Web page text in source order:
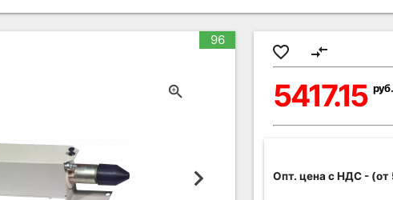
96
favorite_border compare_arrows
5417.15
Опт. цена c НДС- (от